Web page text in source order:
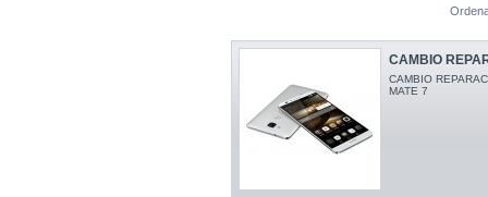
CAMBIO
CAMBIO
MATE 7